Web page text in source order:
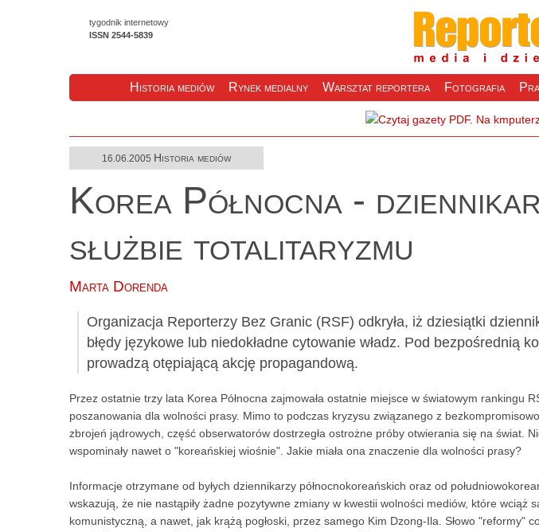
Historia mediów Rynek medialny Warsztat reportera Fotografia
tygodnik internetowy
ISSN 2544-5839
16.06.2005 Historia mediów
Korea Północna -
służbie totalitaryzmu
Marta Dorenda
Organizacja Reporterzy Bez Granic (RSF) odkryła, iż dziesiątki
błędy językowe lub niedokładne cytowanie władz. Pod bezpośrednią
prowadzą otępiającą akcję propagandową.
Przez ostatnie trzy lata Korea Północna zajmowała ostatnie miejsce w światowym rankingu
poszanowania dla wolności prasy. Mimo to podczas kryzysu związanego z
zbrojeń jądrowych, część obserwatorów dostrzegła ostrożne próby otwierania się na świat.
wspominały nawet o "koreańskiej wiośnie". Jakie miała ona znaczenie dla wolności prasy?
Informacje otrzymane od byłych dziennikarzy północnokoreańskich oraz od
wskazują, że nie nastąpiły żadne pozytywne zmiany w kwestii wolności mediów, które wciąż
komunistyczną, a nawet, jak krążą pogłoski, przez samego Kim Dzong-Ila. Słowo "reformy"